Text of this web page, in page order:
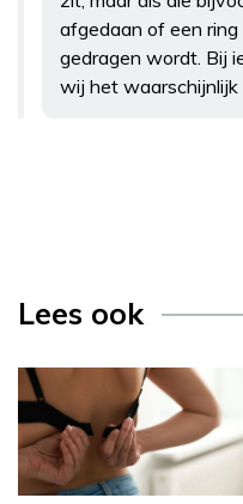
afgedaan of een
gedragen wordt. Bij
wij het waarschijnlijk
Lees ook